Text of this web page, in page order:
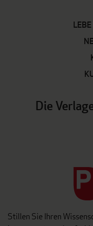
Die
Stillen Sie Ihren